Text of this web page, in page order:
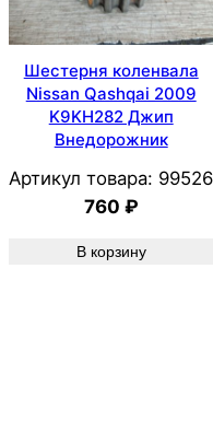
Шестерня коленвала
Nissan Qashqai 2009
K9KH282 Джип
Внедорожник
Артикул товара: 99526
760 ₽
В корзину